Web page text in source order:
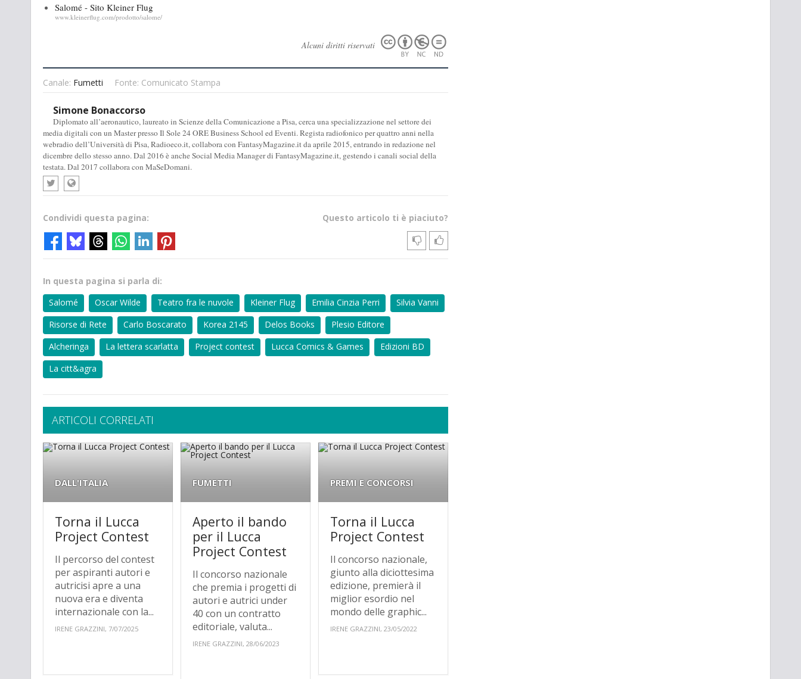
Salomé - Sito Kleiner Flug
www.kleinerflug.com/prodotto/salome/
Alcuni diritti riservati
Canale: Fumetti Fonte: Comunicato Stampa
Simone Bonaccorso
Diplomato all’aeronautico, laureato in Scienze della Comunicazione a Pisa, cerca una specializzazione nel settore dei
media digitali con un Master presso Il Sole 24 ORE Business School ed Eventi. Regista radiofonico per quattro anni nella
webradio dell’Università di Pisa, Radioeco.it, collabora con FantasyMagazine.it da aprile 2015, entrando in redazione nel
dicembre dello stesso anno. Dal 2016 è anche Social Media Manager di FantasyMagazine.it, gestendo i canali social della
testata. Dal 2017 collabora con MaSeDomani.
Questo articolo ti è piaciuto?
Condividi questa pagina:
In questa pagina si parla di:
Salomé
Oscar Wilde Teatro fra le nuvole Kleiner Flug Emilia Cinzia Perri
Silvia Vanni
Risorse di Rete
Carlo Boscarato Korea 2145 Delos Books
Plesio Editore
Alcheringa
La lettera scarlatta Project contest Lucca Comics & Games
Edizioni BD
La citt&agra
ARTICOLI CORRELATI
DALL'ITALIA
Torna il Lucca
Project Contest
Il percorso del contest
per aspiranti autori e
autricisi apre a una
nuova era e diventa
internazionale con la...
IRENE GRAZZINI, 7/07/2025
FUMETTI
Aperto il bando
per il Lucca
Project Contest
Il concorso nazionale
che premia i progetti di
autori e autrici under
40 con un contratto
editoriale, valuta...
IRENE GRAZZINI, 28/06/2023
PREMI E CONCORSI
Torna il Lucca
Project Contest
Il concorso nazionale,
giunto alla diciottesima
edizione, premierà il
miglior esordio nel
mondo delle graphic...
IRENE GRAZZINI, 23/05/2022